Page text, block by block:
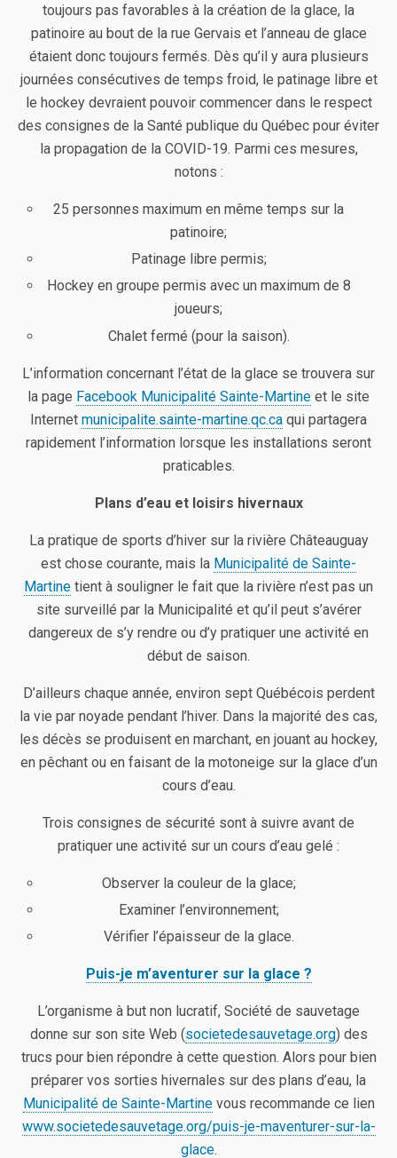
toujours pas favorables à la création de la glace, la
patinoire au bout de la rue Gervais et l’anneau de glace
étaient donc toujours fermés. Dès qu’il y aura plusieurs
journées consécutives de temps froid, le patinage libre et
le hockey devraient pouvoir commencer dans le respect
des consignes de la Santé publique du Québec pour éviter
la propagation de la COVID-19. Parmi ces mesures,
notons :
25 personnes maximum en même temps sur la
patinoire;
Patinage libre permis;
Hockey en groupe permis avec un maximum de 8
joueurs;
Chalet fermé (pour la saison).
L’information concernant l’état de la glace se trouvera sur
la page Facebook Municipalité Sainte-Martine et le site
Internet municipalite.sainte-martine.qc.ca qui partagera
rapidement l’information lorsque les installations seront
praticables.
Plans d’eau et loisirs hivernaux
La pratique de sports d’hiver sur la rivière Châteauguay
est chose courante, mais la Municipalité de Sainte-
Martine tient à souligner le fait que la rivière n’est pas un
site surveillé par la Municipalité et qu’il peut s’avérer
dangereux de s’y rendre ou d’y pratiquer une activité en
début de saison.
D’ailleurs chaque année, environ sept Québécois perdent
la vie par noyade pendant l’hiver. Dans la majorité des cas,
les décès se produisent en marchant, en jouant au hockey,
en pêchant ou en faisant de la motoneige sur la glace d’un
cours d’eau.
Trois consignes de sécurité sont à suivre avant de
pratiquer une activité sur un cours d’eau gelé :
Observer la couleur de la glace;
Examiner l’environnement;
Vérifier l’épaisseur de la glace.
Puis-je m’aventurer sur la glace ?
L’organisme à but non lucratif, Société de sauvetage
donne sur son site Web (societedesauvetage.org) des
trucs pour bien répondre à cette question. Alors pour bien
préparer vos sorties hivernales sur des plans d’eau, la
Municipalité de Sainte-Martinevous recommande ce lien
www.societedesauvetage.org/puis-je-maventurer-sur-la-
glace.